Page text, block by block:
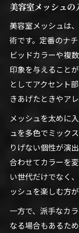
美容室メッシュの
美容室メッシュは
術です。定番のナ
ビッドカラーや複
印象を与えること
としてアクセント
きあげたときやア
メッシュを太めに
ュを多色でミック
りげない個性が演
合わせてカラーを
い世代だけでなく
ッシュを楽しむ方
一方で、派手なカ
なる場合もあるた